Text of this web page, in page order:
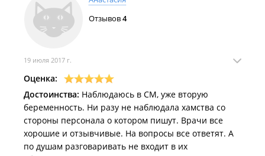
Отзывов4
19 июля 2017 г.
Оценка:
Достоинства: Наблюдаюсь в СМ, уже вторую
беременность. Ни разу не наблюдала хамства со
стороны персонала о котором пишут. Врачи все
хорошие и отзывчивые. На вопросы все ответят. А
по душам разговаривать не входит в их